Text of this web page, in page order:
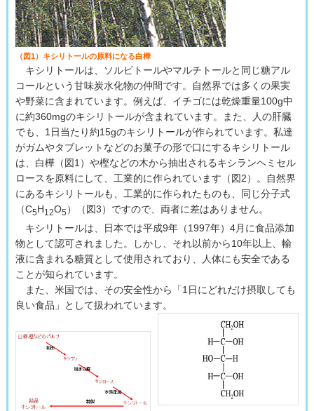
（図1）キシリトールの原料になる白樺
キシリトールは、ソルビトールやマルチトールと同じ糖アル
コールという甘味炭水化物の仲間です。自然界では多くの果実
や野菜に含まれています。例えば、イチゴには乾燥重量100g中
に約360mgのキシリトールが含まれています。また、人の肝臓
でも、1日当たり約15gのキシリトールが作られています。私達
がガムやタブレットなどのお菓子の形で口にするキシリトール
は、白樺（図1）や樫などの木から抽出されるキシランヘミセル
ロースを原料にして、工業的に作られています（図2）。自然界
にあるキシリトールも、工業的に作られたものも、同じ分子式
（C5H12O5 ）（図3）ですので、両者に差はありません。
キシリトールは、日本では平成9年（1997年）4月に食品添加
物として認可されました。しかし、それ以前から10年以上、輸
液に含まれる糖質として使用されており、人体にも安全である
ことが知られています。
また、米国では、その安全性から「1日にどれだけ摂取しても
良い食品」として扱われています。